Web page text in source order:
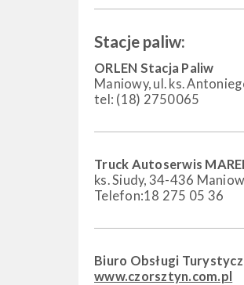
Stacje paliw:
ORLEN Stacja Paliw
Maniowy, ul. ks.
tel: (18) 2750065
Truck Autoserwis
ks. Siudy, 34-436
Telefon:18 275 05 36
Biuro Obsługi
www.czorsztyn.com.pl